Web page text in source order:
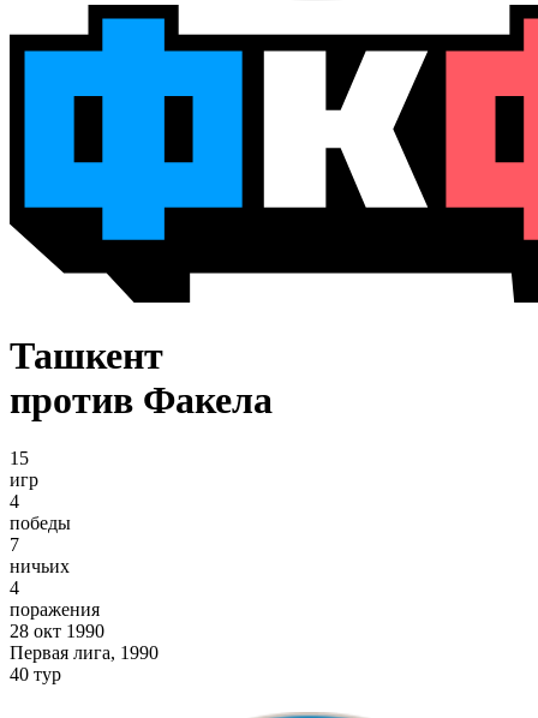
Ташкент
против Факела
15
игр
4
победы
7
ничьих
4
поражения
28 окт 1990
Первая лига, 1990
40 тур